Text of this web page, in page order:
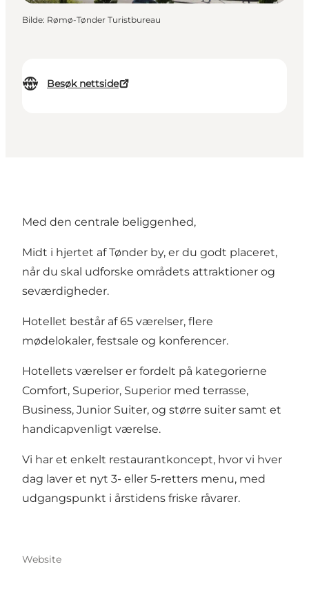
Besøk nettside
Bilde: Rømø-Tønder Turistbureau
Med den centrale beliggenhed,
Midt i hjertet af Tønder by, er du godt placeret,
når du skal udforske områdets attraktioner og
seværdigheder.
Hotellet består af 65 værelser, flere
mødelokaler, festsale og konferencer.
Hotellets værelser er fordelt på kategorierne
Comfort, Superior, Superior med terrasse,
Business, Junior Suiter, og større suiter samt et
handicapvenligt værelse.
Vi har et enkelt restaurantkoncept, hvor vi hver
dag laver et nyt 3- eller 5-retters menu, med
udgangspunkt i årstidens friske råvarer.
Website